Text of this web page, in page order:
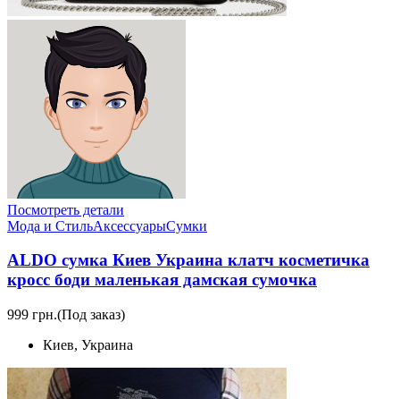
Посмотреть детали
Мода и СтильАксессуарыСумки
ALDO сумка Киев Украина клатч коcметичка
кросс боди маленькая дамская сумочка
999 грн.(Под заказ)
Киев, Украина